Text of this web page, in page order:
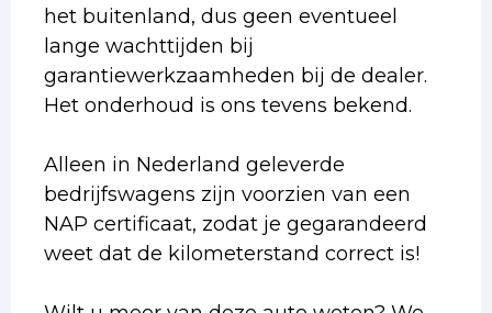
het buitenland, dus geen eventueel
lange wachttijden bij
garantiewerkzaamheden bij de dealer.
Het onderhoud is ons tevens bekend.
Alleen in Nederland geleverde
bedrijfswagens zijn voorzien van een
NAP certificaat, zodat je gegarandeerd
weet dat de kilometerstand correct is!